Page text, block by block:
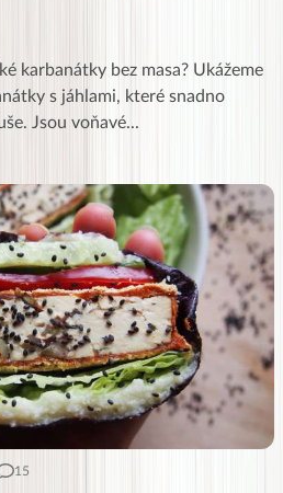
karbanátky bez masa? Ukážeme
s jáhlami, které snadno
Jsou voňavé...
15